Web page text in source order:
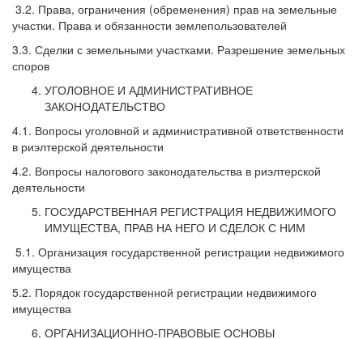
3.2. Права, ограничения (обременения) прав на земельные
участки. Права и обязанности землепользователей
3.3. Сделки с земельными участками. Разрешение земельных
споров
УГОЛОВНОЕ И АДМИНИСТРАТИВНОЕ
ЗАКОНОДАТЕЛЬСТВО
4.1. Вопросы уголовной и административной ответственности
в риэлтерской деятельности
4.2. Вопросы налогового законодательства в риэлтерской
деятельности
ГОСУДАРСТВЕННАЯ РЕГИСТРАЦИЯ НЕДВИЖИМОГО
ИМУЩЕСТВА, ПРАВ НА НЕГО И СДЕЛОК С НИМ
5.1. Организация государственной регистрации недвижимого
имущества
5.2. Порядок государственной регистрации недвижимого
имущества
ОРГАНИЗАЦИОННО-ПРАВОВЫЕ ОСНОВЫ